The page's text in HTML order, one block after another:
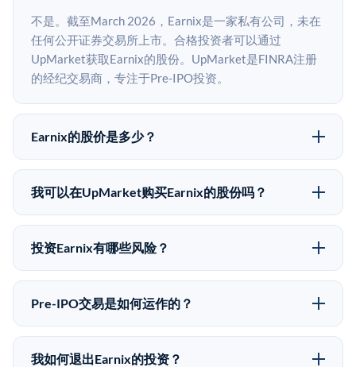
不是。截至March 2026，Earnix是一家私有公司，未在
任何公开证券交易所上市。合格投资者可以通过
UpMarket获取Earnix的股份。UpMarket是FINRA注册
的经纪交易商，专注于Pre-IPO投资。
Earnix的股价是多少？
Earnix没有公开股价，因为它是一家私有公司。最近的
已知股价来自其最近一轮融资。 二级市场上的Pre-IPO
不同。
我可以在UpMarket购买Earnix的股份吗？
可以。合格投资者可以通过填写本页表单或在
upmarket.co创建账户来表达对Earnix股份的投资意向。
50,000美元。UpMarket是FINRA注册的经纪交易商，
自2019年以来已经纪超过5亿美元的另类投资。
投资Earnix有哪些风险？
Pre-IPO投资存在重大风险。Earnix的股份流动性低，意
味着没有公开市场可以快速出售。不存在确定的退出时
可能全部损失的准备。私有公司的估值在融资轮次之间
可能大幅波动。投资者应在投资前咨询其财务顾问并审
Pre-IPO交易是如何运作的？
在Pre-IPO交易中，合格投资者通过二级市场平台从现有
股东（如员工、早期投资者或其他持有人）处购买股
我如何退出Earnix的投资？